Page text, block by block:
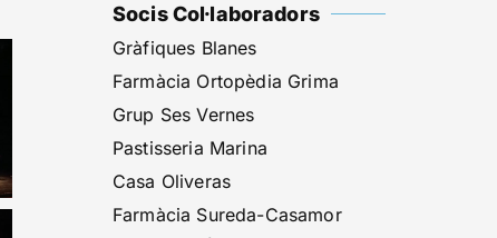
Socis Col·laboradors
Gràfiques Blanes
Farmàcia Ortopèdia Grima
Grup Ses Vernes
Pastisseria Marina
Casa Oliveras
Farmàcia Sureda-Casamor